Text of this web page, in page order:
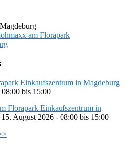
am Florapark
Einkaufszentrum in Magdeburg
bis 15:00
Florapark Einkaufszentrum in
15. August 2026 - 08:00 bis 15:00